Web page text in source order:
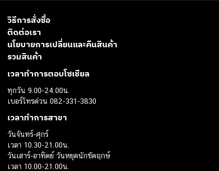
วิธีการสั่งซื้อ
ติดต่อเรา
นโยบายการเปลี่ยนและคืนสินค้า
รวมสินค้า
เวลาทำการตอบโซเชียล
ทุกวัน 9.00-24.00น.
เบอร์โทรด่วน 082-331-3830
เวลาทำการสาขา
วันจันทร์-ศุกร์
เวลา 10.30-21.00น.
วันเสาร์-อาทิตย์ วันหยุดนักขัตฤกษ์
เวลา 10.00-21.00น.